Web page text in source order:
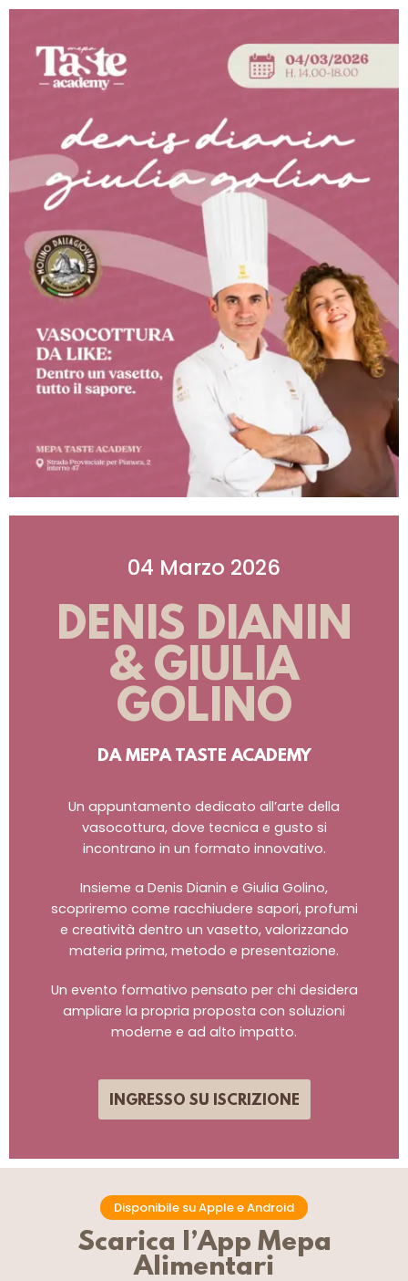
04 Marzo 2026
DENIS DIANIN
& GIULIA
GOLINO
DA MEPA TASTE ACADEMY
Un appuntamento dedicato all’arte della
vasocottura, dove tecnica e gusto si
incontrano in un formato innovativo.
Insieme a Denis Dianin e Giulia Golino,
scopriremo come racchiudere sapori, profumi
e creatività dentro un vasetto, valorizzando
materia prima, metodo e presentazione.
Un evento formativo pensato per chi desidera
ampliare la propria proposta con soluzioni
moderne e ad alto impatto.
INGRESSO SU ISCRIZIONE
Disponibile su Apple e Android
Scarica l’App Mepa
Alimentari